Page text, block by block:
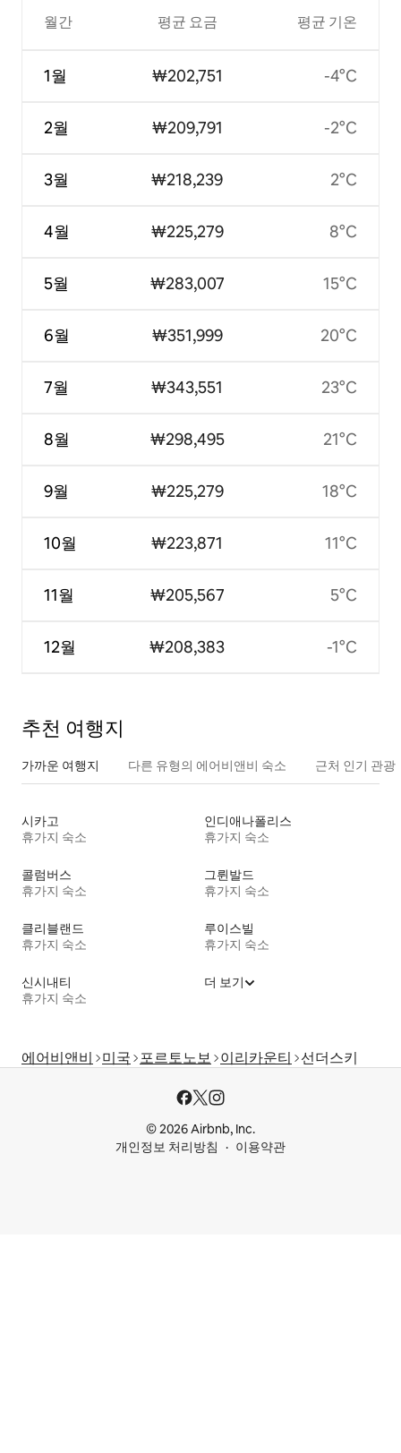
월간
1월
2월
3월
4월
5월
6월
7월
8월
9월
10월
11월
12월
평균 요금
₩202,751
₩209,791
₩218,239
₩225,279
₩283,007
₩351,999
₩343,551
₩298,495
₩225,279
₩223,871
₩205,567
₩208,383
평균 기온
-4°C
-2°C
2°C
8°C
15°C
20°C
23°C
21°C
18°C
11°C
5°C
-1°C
추천 여행지
가까운 여행지 다른 유형의 에어비앤비 숙소 근처 인기 관광
시카고
휴가지 숙소
인디애나폴리스
휴가지 숙소
콜럼버스
휴가지 숙소
그륀발드
휴가지 숙소
클리블랜드
휴가지 숙소
루이스빌
휴가지 숙소
신시내티
휴가지 숙소
더 보기
에어비앤비 미국 포르토노보 이리카운티 선더스키
© 2026 Airbnb, Inc.
개인정보 처리방침
이용약관